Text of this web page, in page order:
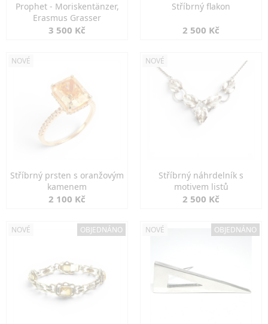
Prophet - Moriskentänzer,
Erasmus Grasser
3 500 Kč
Stříbrný flakon
2 500 Kč
NOVÉ
Stříbrný prsten s oranžovým
kamenem
2 100 Kč
NOVÉ
Stříbrný náhrdelník s
motivem listů
2 500 Kč
NOVÉ OBJEDNÁNO NOVÉ OBJEDNÁNO